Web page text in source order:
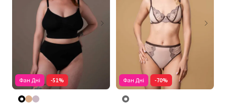
Фан Дні -51% Фан Дні -70%